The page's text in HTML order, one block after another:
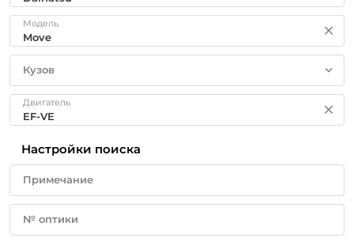
Модель
Кузов
Двигатель
Настройки поиска
Примечание
№ оптики